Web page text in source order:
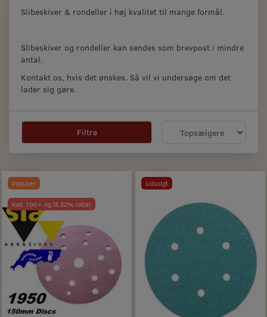
Slibeskiver & rondeller i høj kvalitet til mange formål.
Slibeskiver og rondeller kan sendes som brevpost i mindre
antal.
Kontakt os, hvis det ønskes. Så vil vi undersøge om det
lader sig gøre.
Filtre
Populær
Køb 100+ og få 22% rabat
Udsolgt